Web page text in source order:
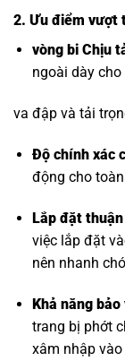
2. Ưu điểm vượt
vòng bi Chịu
ngoài dày
va đập và tải
Độ chính xác
động cho
Lắp đặt
việc lắp đặt
nên nhanh
Khả năng
trang bị phớt
xâm nhập